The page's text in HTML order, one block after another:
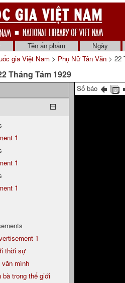
Tên ấn phẩm
Ngày
gia Việt Nam > Phụ Nữ Tân Văn > 22
Tháng Tám 1929
1
1
1
1
thời sự
văn mình
bà trong thế giới
Số báo